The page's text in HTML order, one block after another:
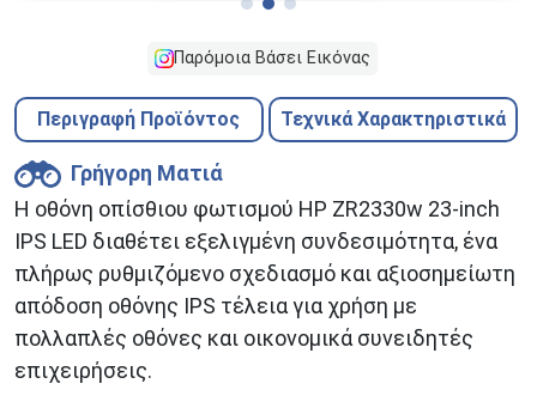
Παρόμοια Βάσει Εικόνας
Περιγραφή Προϊόντος Τεχνικά Χαρακτηριστικά
Γρήγορη Ματιά
Η οθόνη οπίσθιου φωτισμού HP ZR2330w 23-inch
IPS LED διαθέτει εξελιγμένη συνδεσιμότητα, ένα
πλήρως ρυθμιζόμενο σχεδιασμό και αξιοσημείωτη
απόδοση οθόνης IPS τέλεια για χρήση με
πολλαπλές οθόνες και οικονομικά συνειδητές
επιχειρήσεις.